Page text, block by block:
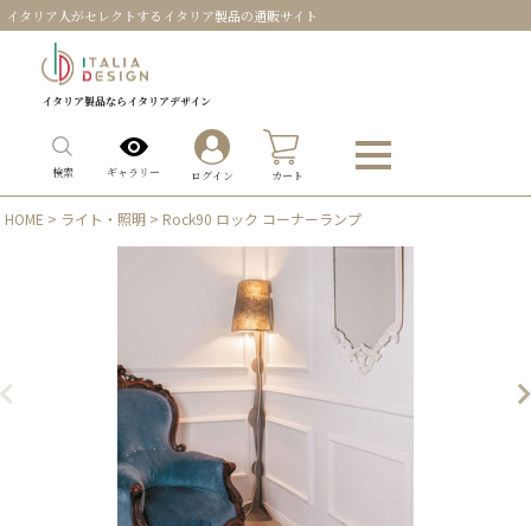
イタリア人がセレクトするイタリア製品の通販サイト
イタリア製品ならイタリアデザイン
検索 ギャラリー ログイン カート
HOME > ライト・照明 > Rock90 ロック コーナーランプ